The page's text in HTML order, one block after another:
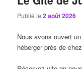
Publié le2 août 2026
Nous avons ouvert
héberger près de